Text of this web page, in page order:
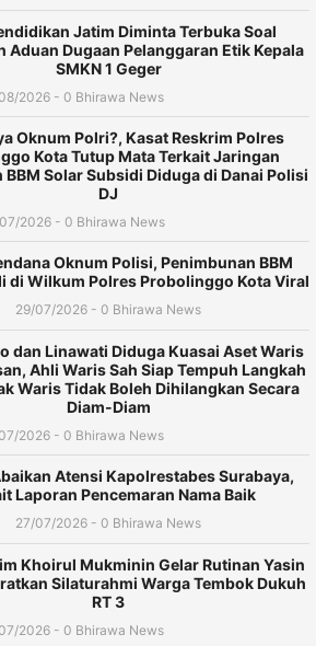
Jatim Diminta Terbuka Soal
Aduan Dugaan Pelanggaran Etik Kepala
SMKN 1 Geger
2026 - 0 Bhirawa News
Oknum Polri?, Kasat Reskrim Polres
Kota Tutup Mata Terkait Jaringan
Solar Subsidi Diduga di Danai Polisi
DJ
2026 - 0 Bhirawa News
Oknum Polisi, Penimbunan BBM
di Wilkum Polres Probolinggo Kota Viral
29/07/2026 - 0 Bhirawa News
dan Linawati Diduga Kuasai Aset Waris
Ahli Waris Sah Siap Tempuh Langkah
Waris Tidak Boleh Dihilangkan Secara
Diam-Diam
2026 - 0 Bhirawa News
Atensi Kapolrestabes Surabaya,
Laporan Pencemaran Nama Baik
27/07/2026 - 0 Bhirawa News
Khoirul Mukminin Gelar Rutinan Yasin
Silaturahmi Warga Tembok Dukuh
RT 3
2026 - 0 Bhirawa News